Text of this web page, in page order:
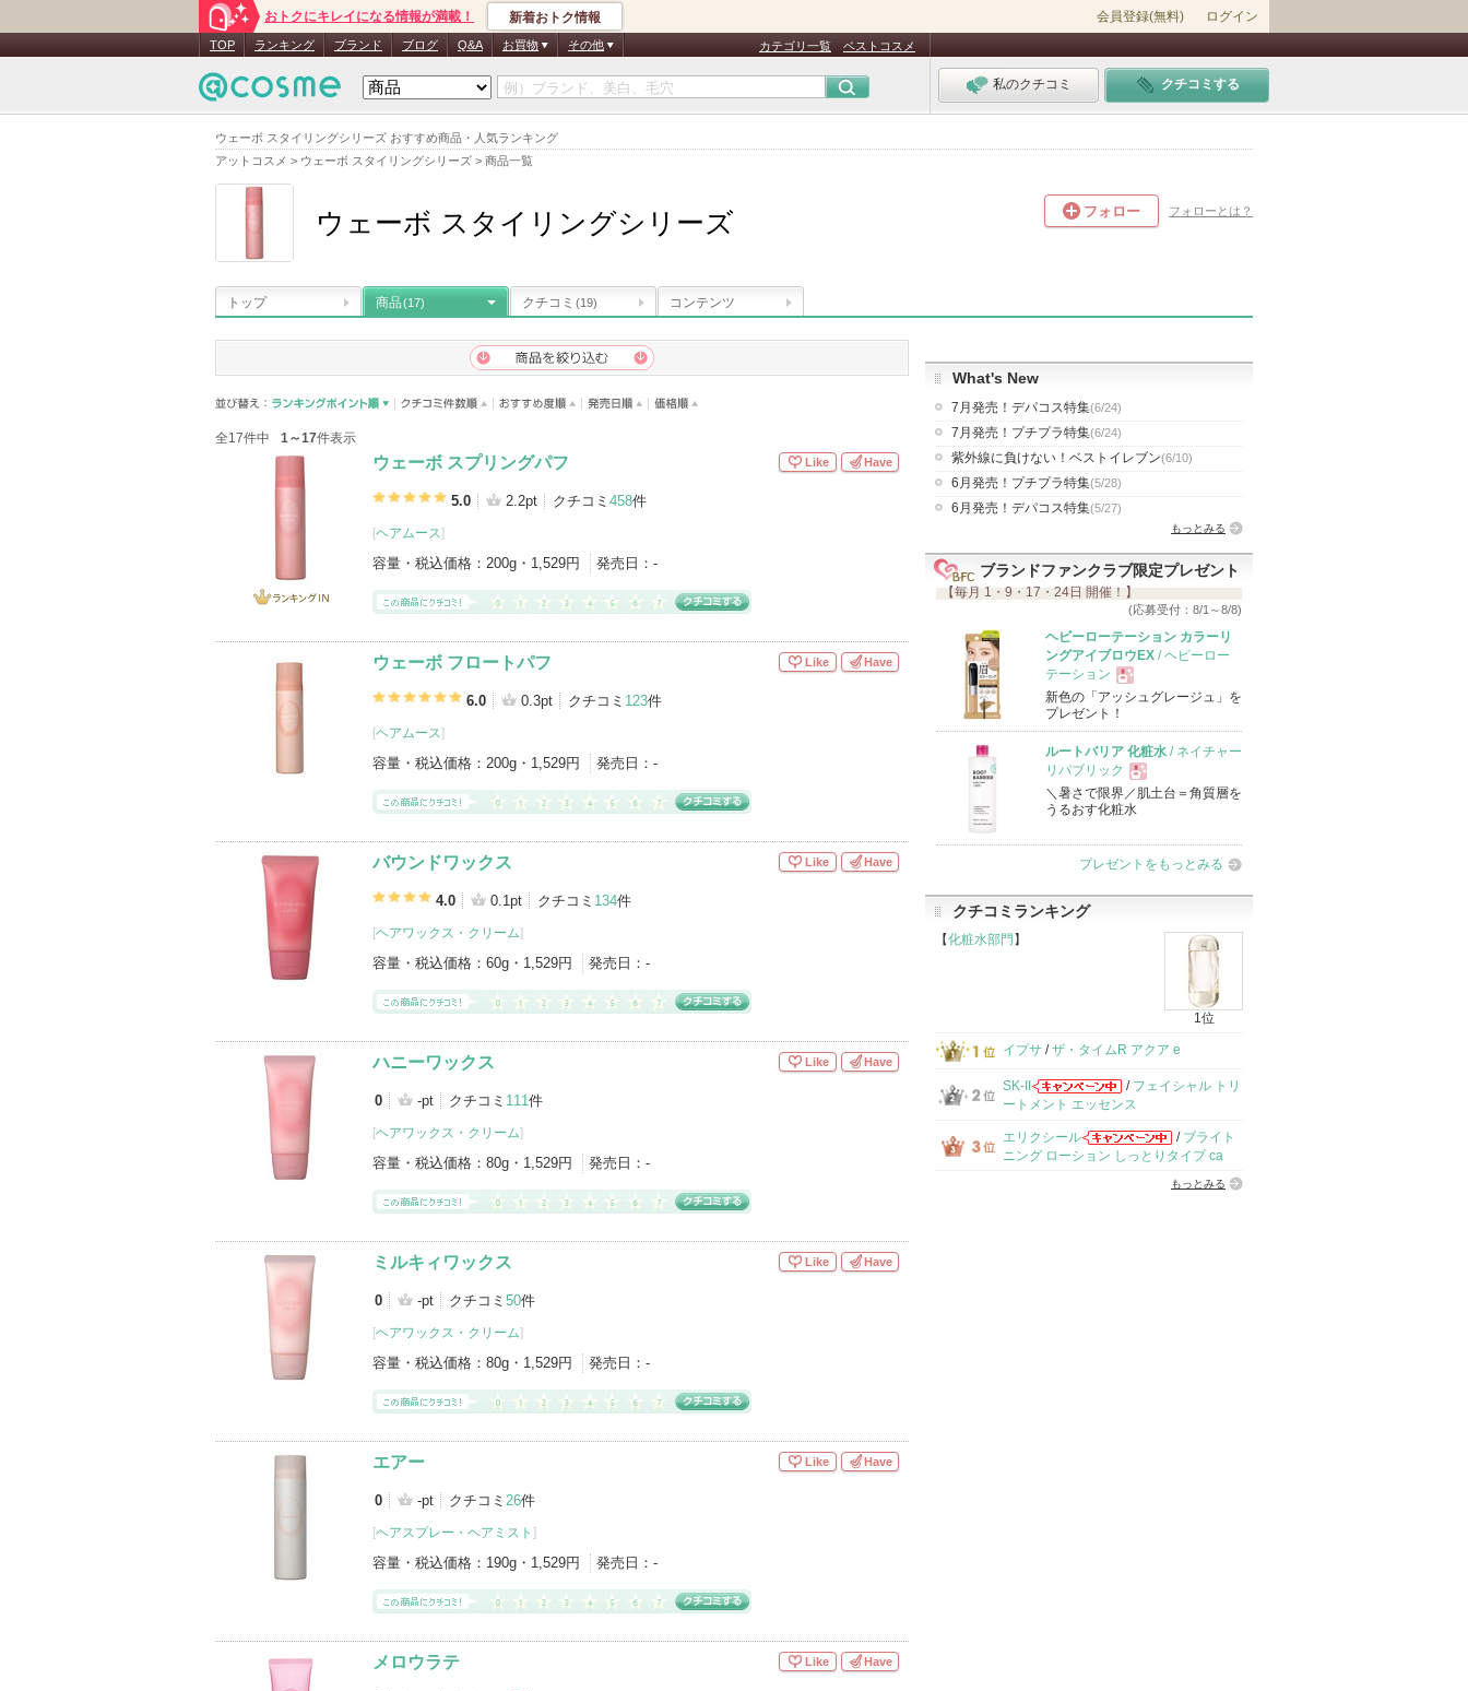
ウェーボ スタイリングシリーズ おすすめ商品・人気ランキング
アットコスメ > ウェーボ スタイリングシリーズ > 商品一覧
おトクにキレイになる情報が満載！ 新着おトク情報 会員登録(無料) ログイン
TOP ランキング ブランド ブログ Q&A お買物 その他 カテゴリ一覧 ベストコスメ
私のクチコミ クチコミする
ウェーボ スタイリングシリーズ フォロー フォローとは？
トップ 商品(17) クチコミ (19) コンテンツ
全17件中 1～17件表示
ウェーボ スプリングパフ
5.0 2.2pt クチコミ 458件
[ヘアムース]
容量・税込価格： 200g・1,529円 発売日： -
Like Have
ウェーボ フロートパフ
6.0 0.3pt クチコミ 123件
[ヘアムース]
容量・税込価格： 200g・1,529円 発売日： -
Like Have
バウンドワックス
4.0 0.1pt クチコミ 134件
[ヘアワックス・クリーム]
容量・税込価格： 60g・1,529円 発売日： -
Like Have
ハニーワックス
0 -pt クチコミ 111件
[ヘアワックス・クリーム]
容量・税込価格： 80g・1,529円 発売日： -
Like Have
ミルキィワックス
0 -pt クチコミ 50件
[ヘアワックス・クリーム]
容量・税込価格： 80g・1,529円 発売日： -
Like Have
エアー
0 -pt クチコミ 26件
[ヘアスプレー・ヘアミスト ]
容量・税込価格： 190g・1,529円 発売日： -
Like Have
メロウラテ Like Have
What's New
7月発売！デパコス特集(6/24)
7月発売！プチプラ特集(6/24)
紫外線に負けない！ベストイレブン(6/10)
6月発売！プチプラ特集(5/28)
6月発売！デパコス特集(5/27)
もっとみる
ブランドファンクラブ限定プレゼント
【毎月 1・9・17・24日 開催！】
(応募受付：8/1～8/8)
ヘビーローテーション カラーリ
ングアイブロウEX / ヘビーロー
テーション
現
新色の「アッシュグレージュ」を
プレゼント！
ルートバリア 化粧水 / ネイチャー
リパブリック
現
品
＼暑さで限界／肌土台＝角質層を
うるおす化粧水
プレゼントをもっとみる
クチコミランキング
【化粧水部門 】
1位
イプサ /ザ・タイムR アクア e
SK-II / フェイシャル トリ
ートメント エッセンス
エリクシール / ブライト
ニング ローション しっとりタイプ ca
もっとみる